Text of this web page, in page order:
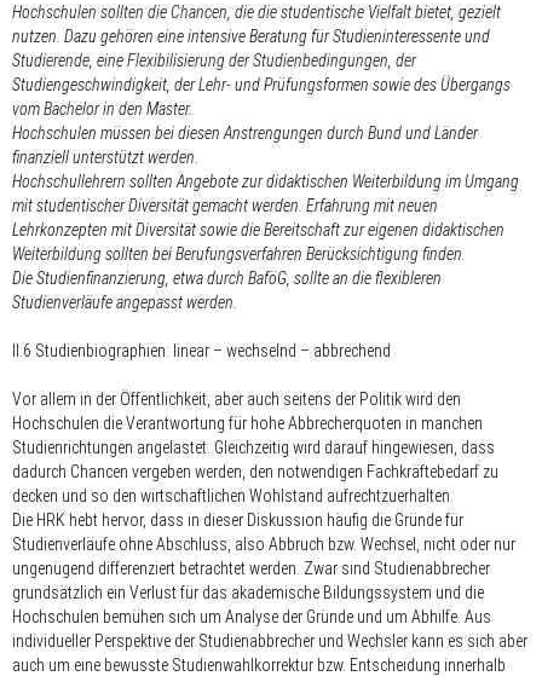
Hochschulen sollten die Chancen, die die studentische Vielfalt bietet, gezielt
nutzen. Dazu gehören eine intensive Beratung für Studieninteressente und
Studierende, eine Flexibilisierung der Studienbedingungen, der
Studiengeschwindigkeit, der Lehr- und Prüfungsformen sowie des Übergangs
vom Bachelor in den Master.
Hochschulen müssen bei diesen Anstrengungen durch Bund und Länder
finanziell unterstützt werden.
Hochschullehrern sollten Angebote zur didaktischen Weiterbildung im Umgang
mit studentischer Diversität gemacht werden. Erfahrung mit neuen
Lehrkonzepten mit Diversität sowie die Bereitschaft zur eigenen didaktischen
Weiterbildung sollten bei Berufungsverfahren Berücksichtigung finden.
Die Studienfinanzierung, etwa durch BaföG, sollte an die flexibleren
Studienverläufe angepasst werden.
II.6 Studienbiographien: linear – wechselnd – abbrechend
Vor allem in der Öffentlichkeit, aber auch seitens der Politik wird den
Hochschulen die Verantwortung für hohe Abbrecherquoten in manchen
Studienrichtungen angelastet. Gleichzeitig wird darauf hingewiesen, dass
dadurch Chancen vergeben werden, den notwendigen Fachkräftebedarf zu
decken und so den wirtschaftlichen Wohlstand aufrechtzuerhalten.
Die HRK hebt hervor, dass in dieser Diskussion häufig die Gründe für
Studienverläufe ohne Abschluss, also Abbruch bzw. Wechsel, nicht oder nur
ungenügend differenziert betrachtet werden. Zwar sind Studienabbrecher
grundsätzlich ein Verlust für das akademische Bildungssystem und die
Hochschulen bemühen sich um Analyse der Gründe und um Abhilfe. Aus
individueller Perspektive der Studienabbrecher und Wechsler kann es sich aber
auch um eine bewusste Studienwahlkorrektur bzw. Entscheidung innerhalb